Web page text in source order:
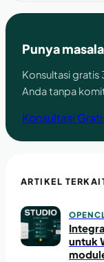
Punya
Konsultasi gratis
Anda tanpa
Konsultasi
ARTIKEL
untuk